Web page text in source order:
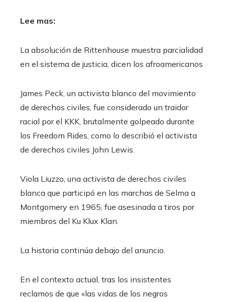
Lee mas:
La absolución de Rittenhouse muestra parcialidad
en el sistema de justicia, dicen los afroamericanos
James Peck, un activista blanco del movimiento
de derechos civiles, fue considerado un traidor
racial por el KKK, brutalmente golpeado durante
los Freedom Rides, como lo describió el activista
de derechos civiles John Lewis.
Viola Liuzzo, una activista de derechos civiles
blanca que participó en las marchas de Selma a
Montgomery en 1965, fue asesinada a tiros por
miembros del Ku Klux Klan.
La historia continúa debajo del anuncio.
En el contexto actual, tras los insistentes
reclamos de que «las vidas de los negros